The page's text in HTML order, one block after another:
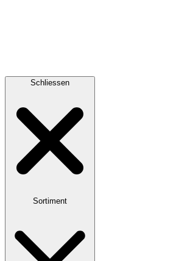
Schliessen
Sortiment